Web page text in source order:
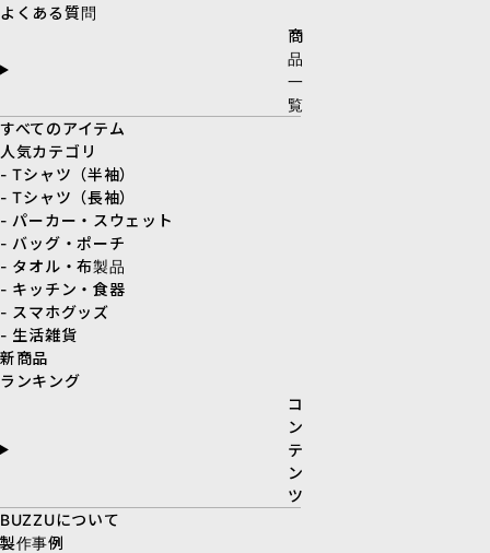
よくある質問
商
品
一
覧
すべてのアイテム
人気カテゴリ
- Tシャツ（半袖）
- Tシャツ（長袖）
- パーカー・スウェット
- バッグ・ポーチ
- タオル・布製品
- キッチン・食器
- スマホグッズ
- 生活雑貨
新商品
ランキング
コ
ン
テ
ン
ツ
BUZZUについて
製作事例